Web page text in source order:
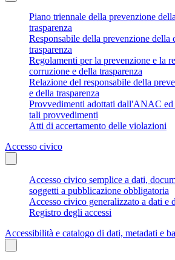
Piano triennale della prevenzione
trasparenza
Responsabile della prevenzione della
trasparenza
Regolamenti per la prevenzione e la
corruzione e della trasparenza
Relazione del responsabile della
e della trasparenza
Provvedimenti adottati dall'ANAC ed
tali provvedimenti
Atti di accertamento delle violazioni
Accesso civico
Accesso civico semplice a dati,
soggetti a pubblicazione obbligatoria
Accesso civico generalizzato a dati e
Registro degli accessi
Accessibilità e catalogo di dati, metadati e